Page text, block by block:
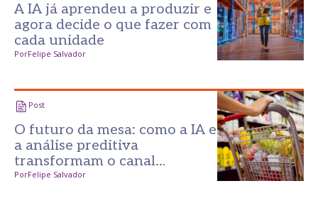
A IA já aprendeu a produzir e
agora decide o que fazer com
cada unidade
PorFelipe Salvador
Post
O futuro da mesa: como a IA e
a análise preditiva
transformam o canal
alimentar
PorFelipe Salvador